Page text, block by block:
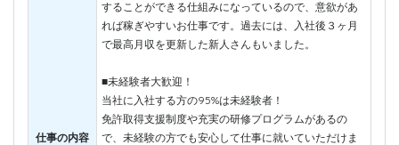
仕事の内容
することができる仕組みになっているので、意欲があ
れば稼ぎやすいお仕事です。過去には、入社後３ヶ月
で最高月収を更新した新人さんもいました。
■未経験者大歓迎！
当社に入社する方の95%は未経験者！
免許取得支援制度や充実の研修プログラムがあるの
で、未経験の方でも安心して仕事に就いていただけま